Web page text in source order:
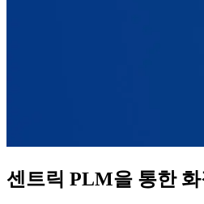
센트릭 PLM을 통한